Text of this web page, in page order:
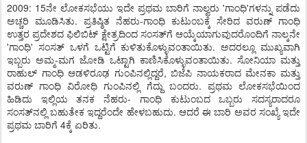
2009: 15ನೇ ಲೋಕಸಭೆಯು ಇದೇ ಪ್ರಥಮ ಬಾರಿಗೆ ನಾಲ್ವರು 'ಗಾಂಧಿ'ಗಳನ್ನು ಪಡೆದು
ಅಚ್ಚರಿ ಮೂಡಿಸಿತು. ಪ್ರತಿಷ್ಠಿತ ನೆಹರು-ಗಾಂಧಿ ಕುಟುಂಬಕ್ಕೆ ಸೇರಿದ ವರುಣ್ ಗಾಂಧಿ
ಉತ್ತರ ಪ್ರದೇಶದ ಫಿಲಿಬಿಟ್ ಕ್ಷೇತ್ರದಿಂದ ಸಂಸತ್‌ಗೆ ಆಯ್ಕೆಯಾಗುವುದರೊಂದಿಗೆ ನಾಲ್ಕನೇ
'ಗಾಂಧಿ' ಸಂಸತ್ ಒಳಗೆ ಒಟ್ಟಿಗೆ ಕುಳಿತುಕೊಳ್ಳುವಂತಾಯಿತು. ಅದರಲ್ಲೂ ಮುಖ್ಯವಾಗಿ
ಇಬ್ಬರು ಅಮ್ಮ-ಮಗ ಜೋಡಿ ಒಟ್ಟಾಗಿ ಕಾಣಿಸಿಕೊಳ್ಳುವಂತಾಯಿತು. ಸೋನಿಯಾ ಮತ್ತು
ರಾಹುಲ್ ಗಾಂಧಿ ಆಡಳಿರೂಢ ಗುಂಪಿನಲ್ಲಿದ್ದರೆ, ಬಿಜೆಪಿ ನಾಯಕರಾದ ಮೇನಕಾ ಮತ್ತು
ವರುಣ್ ಗಾಂಧಿ ವಿರೋಧಿ ಗುಂಪಿನಲ್ಲಿ ಗೆದ್ದು ಬಂದರು. ಪ್ರಥಮ ಲೋಕಸಭೆಯಿಂದ
ಹಿಡಿದು ಇಲ್ಲಿಯ ತನಕ ನೆಹರು- ಗಾಂಧಿ ಕುಟುಂಬದ ಒಬ್ಬರು ಸದಸ್ಯರಾದರೂ
ಸಂಸತ್‌ನಲ್ಲಿ ಬಹುತೇಕ ಇದ್ದರೆಂದೇ ಹೇಳಬಹುದು. ಆದರೆ ಈ ಬಾರಿ ಅವರ ಸಂಖ್ಯೆ ಇದೇ
ಪ್ರಥಮ ಬಾರಿಗೆ 4ಕ್ಕೆ ಏರಿತು.